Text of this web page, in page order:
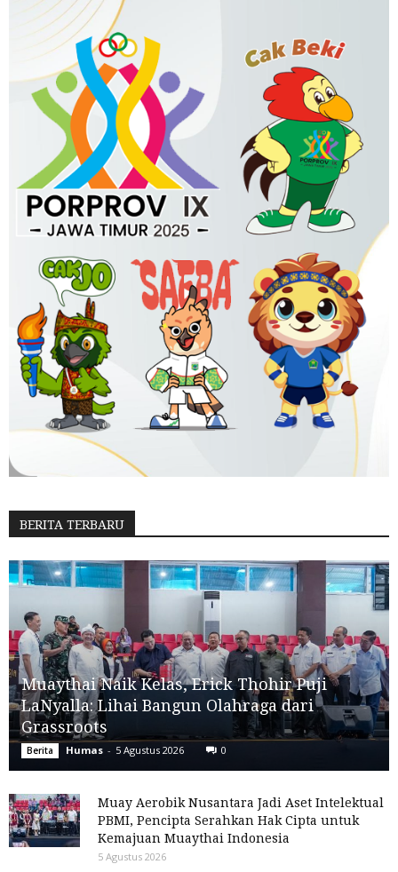
BERITA TERBARU
Muaythai Naik Kelas, Erick Thohir Puji
LaNyalla: Lihai Bangun Olahraga dari
Grassroots
Berita Humas - 5 Agustus 2026 0
Muay Aerobik Nusantara Jadi Aset Intelektual
PBMI, Pencipta Serahkan Hak Cipta untuk
Kemajuan Muaythai Indonesia
5 Agustus 2026